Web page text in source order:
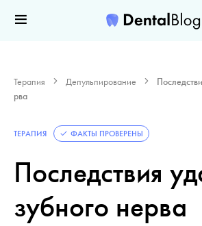
Терапия Депульпирование
рва
ТЕРАПИЯ ФАКТЫ ПРОВЕРЕНЫ
Последствия
зубного нерва